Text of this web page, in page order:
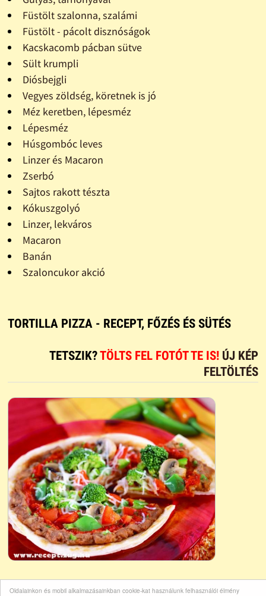
Oldalainkon és mobil alkalmazásainkban cookie-kat használunk felhasználói élmény
Füstölt szalonna, szalámi
Füstölt - pácolt disznóságok
Kacskacomb pácban sütve
Sült krumpli
Diósbejgli
Vegyes zöldség, köretnek is jó
Méz keretben, lépesméz
Lépesméz
Húsgombóc leves
Linzer és Macaron
Zserbó
Sajtos rakott tészta
Kókuszgolyó
Linzer, lekváros
Macaron
Banán
Szaloncukor akció
TORTILLA PIZZA - RECEPT, FŐZÉS ÉS SÜTÉS
TETSZIK?TÖLTS FEL FOTÓT TE IS! ÚJ KÉP
FELTÖLTÉS